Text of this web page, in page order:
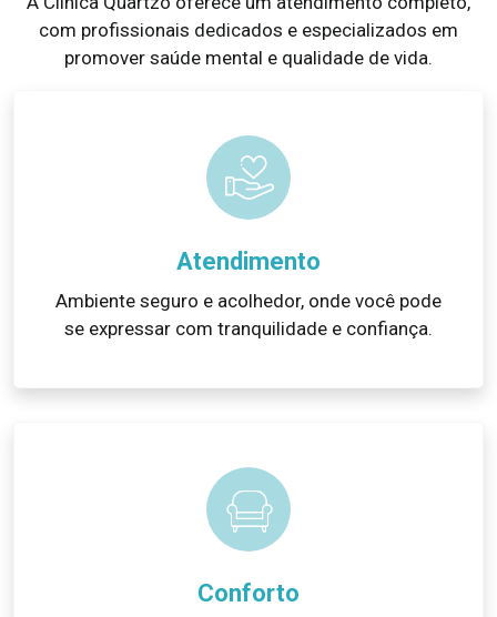
com profissionais dedicados e especializados em
promover saúde mental e qualidade de vida.
Atendimento
Ambiente seguro e acolhedor, onde você pode
se expressar com tranquilidade e confiança.
Conforto